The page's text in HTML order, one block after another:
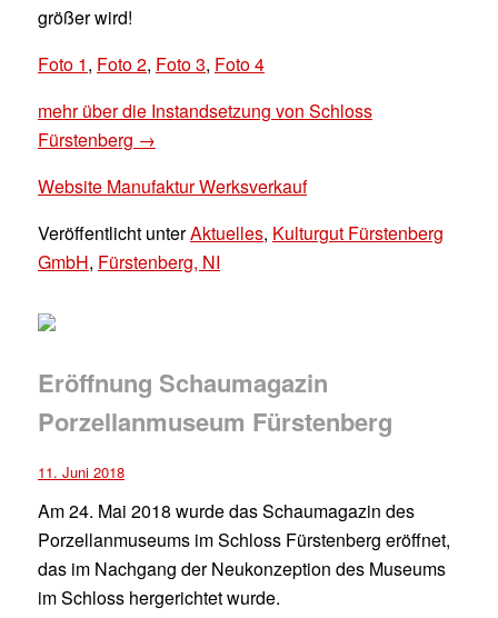
größer wird!
Foto 1, Foto 2, Foto 3, Foto 4
mehr über die Instandsetzung von Schloss
Fürstenberg →
Website Manufaktur Werksverkauf
Veröffentlicht unterAktuelles, Kulturgut Fürstenberg
GmbH, Fürstenberg, NI
Eröffnung Schaumagazin
Porzellanmuseum Fürstenberg
11. Juni 2018
Am 24. Mai 2018 wurde das Schaumagazin des
Porzellanmuseums im Schloss Fürstenberg eröffnet,
das im Nachgang der Neukonzeption des Museums
im Schloss hergerichtet wurde.